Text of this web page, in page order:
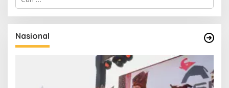
i
u
n
t
Nasional